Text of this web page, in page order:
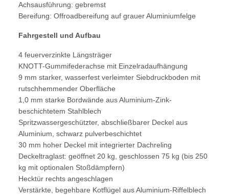
Achsausführung: gebremst
Bereifung: Offroadbereifung auf grauer Aluminiumfelge
Fahrgestell und Aufbau
4 feuerverzinkte Längsträger
KNOTT-Gummifederachse mit Einzelradaufhängung
9 mm starker, wasserfest verleimter Siebdruckboden mit
rutschhemmender Oberfläche
1,0 mm starke Bordwände aus Aluminium-Zink-
beschichtetem Stahlblech
Spritzwassergeschützter, abschließbarer Deckel aus
Aluminium, schwarz pulverbeschichtet
30 mm hoher Deckel mit integrierter Dachreling
Deckeltraglast: geöffnet 20 kg, geschlossen 75 kg (bis 250
kg mit optionalen Stoßdämpfern)
Hecktür rechts angeschlagen
Verstärkte, begehbare Kotflügel aus Aluminium-Riffelblech